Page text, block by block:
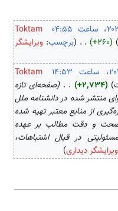
Toktam
+۲۶۰
برچسب: ویرایشگر
Toktam
+۲٬۷۳۴
صفحه‌ای تازه
منتشر شده در دانشنامه ملل
از منابع معتبر تهیه شده
صحت و دقت مطالب بر عهده
در قبال اشتباهات،
ویرایشگر دیداری